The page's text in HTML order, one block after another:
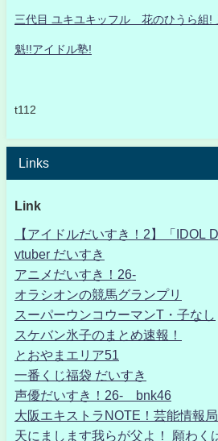
三代目 ユキユキッフル 花のひうら組!
魁!!アイドル塾!
t112
Links
Link
【アイドルだいすき！2】「IDOL
vtuber だいすき
アニメだいすき！26-
オラシオンの競馬グランプリ
スーパーウンコウーマンT・子なし
スケバン氷子のまとめ速報！
とおやまエリア51
一番くじ福袋 だいすき
声優だいすき！26- bnk46
大阪エキストラNOTE！芸能情報局
天にまします我らが父よ！ 願わく